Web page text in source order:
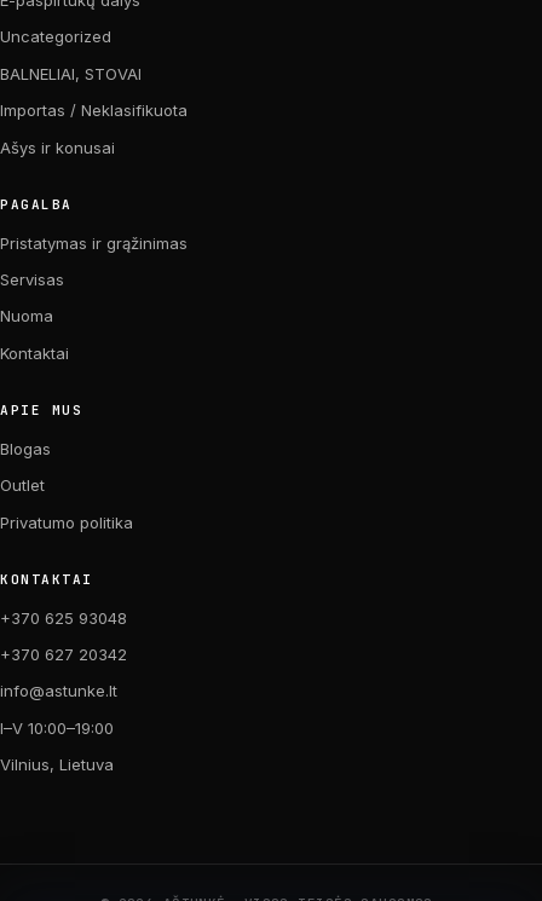
Uncategorized
BALNELIAI, STOVAI
Importas / Neklasifikuota
Ašys ir konusai
PAGALBA
Pristatymas ir grąžinimas
Servisas
Nuoma
Kontaktai
APIE MUS
Blogas
Outlet
Privatumo politika
KONTAKTAI
+370 625 93048
+370 627 20342
info@astunke.lt
I–V 10:00–19:00
Vilnius, Lietuva